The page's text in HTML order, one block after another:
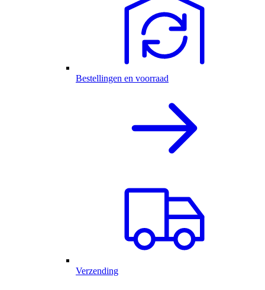
Bestellingen en voorraad
Verzending